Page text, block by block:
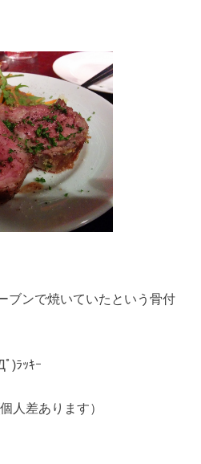
ブンで焼いていたという骨付
)ﾗｯｷｰ
人差あります）